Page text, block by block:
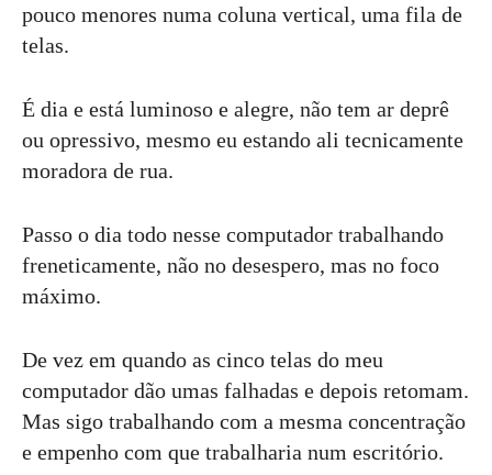
pouco menores numa coluna vertical, uma fila de
telas.
É dia e está luminoso e alegre, não tem ar deprê
ou opressivo, mesmo eu estando ali tecnicamente
moradora de rua.
Passo o dia todo nesse computador trabalhando
freneticamente, não no desespero, mas no foco
máximo.
De vez em quando as cinco telas do meu
computador dão umas falhadas e depois retomam.
Mas sigo trabalhando com a mesma concentração
e empenho com que trabalharia num escritório.